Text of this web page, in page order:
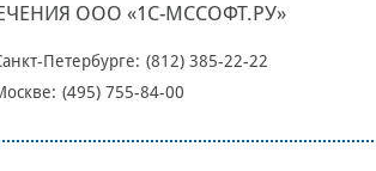
ООО «1С-МССОФТ.РУ»
Петербурге: (812) 385-22-22
(495) 755-84-00